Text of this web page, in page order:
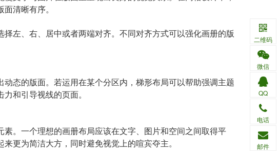
清晰有序。
左、右、居中或者两端对齐。不同对齐方式可以强化画册的版
态的版面。若运用在某个分区内，梯形布局可以帮助强调主题
和引导视线的页面。
。一个理想的画册布局应该在文字、图片和空间之间取得平
更为简洁大方，同时避免视觉上的喧宾夺主。
二维码
微信
QQ
电话
邮件